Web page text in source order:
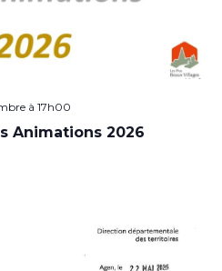
à 17h00
Animations 2026